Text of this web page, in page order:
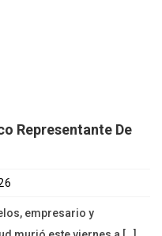
Representante De
empresario y